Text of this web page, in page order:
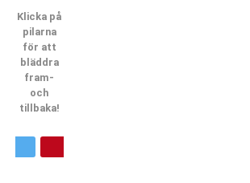
Klicka på
pilarna
för att
bläddra
fram-
och
tillbaka!